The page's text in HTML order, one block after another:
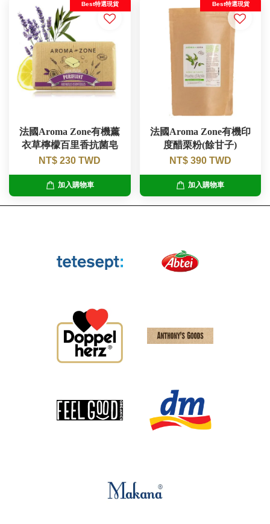
Best特選現貨
法國Aroma Zone有機薰
衣草檸檬百里香抗菌皂
NT$ 230 TWD
加入購物車
Best特選現貨
法國Aroma Zone有機印
度醋栗粉(餘甘子)
NT$ 390 TWD
加入購物車